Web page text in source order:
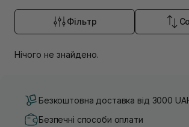
Фільтр
Нічого не знайдено.
Безкоштовна доставка від 3000
Безпечні способи оплати